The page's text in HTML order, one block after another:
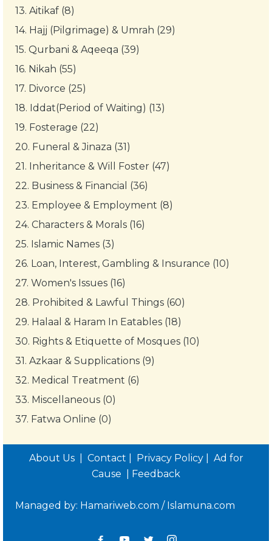
13. Aitikaf (8)
14. Hajj (Pilgrimage) & Umrah (29)
15. Qurbani & Aqeeqa (39)
16. Nikah (55)
17. Divorce (25)
18. Iddat(Period of Waiting) (13)
19. Fosterage (22)
20. Funeral & Jinaza (31)
21. Inheritance & Will Foster (47)
22. Business & Financial (36)
23. Employee & Employment (8)
24. Characters & Morals (16)
25. Islamic Names (3)
26. Loan, Interest, Gambling & Insurance (10)
27. Women's Issues (16)
28. Prohibited & Lawful Things (60)
29. Halaal & Haram In Eatables (18)
30. Rights & Etiquette of Mosques (10)
31. Azkaar & Supplications (9)
32. Medical Treatment (6)
33. Miscellaneous (0)
37. Fatwa Online (0)
About Us Contact Privacy Policy|
Ad for
Cause
Feedback
Managed by: Hamariweb.com / Islamuna.com